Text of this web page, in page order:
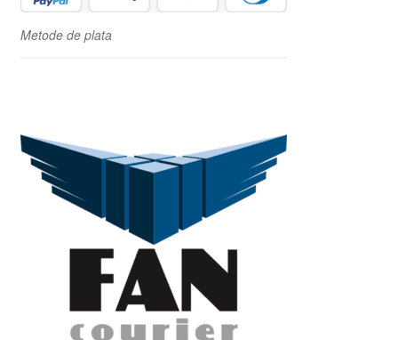
Metode de plata